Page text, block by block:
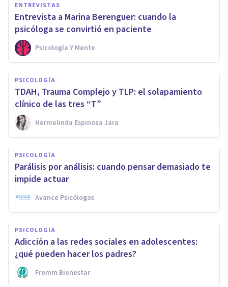
ENTREVISTAS
Entrevista a Marina Berenguer: cuando la
psicóloga se convirtió en paciente
Psicología Y Mente
PSICOLOGÍA
TDAH, Trauma Complejo y TLP: el solapamiento
clínico de las tres “T”
Hermelinda Espinoza Jara
PSICOLOGÍA
Parálisis por análisis: cuando pensar demasiado te
impide actuar
Avance Psicólogos
PSICOLOGÍA
Adicción a las redes sociales en adolescentes:
¿qué pueden hacer los padres?
Fromm Bienestar